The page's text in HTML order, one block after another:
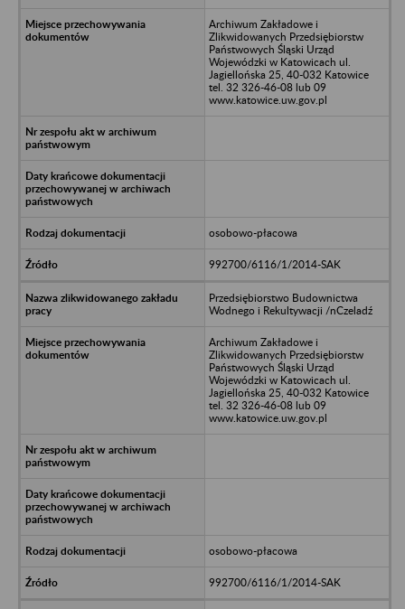
Archiwum Zakładowe i
Zlikwidowanych Przedsiębiorstw
Państwowych Śląski Urząd
Wojewódzki w Katowicach ul.
Jagiellońska 25, 40-032 Katowice
tel. 32 326-46-08 lub 09
www.katowice.uw.gov.pl
osobowo-płacowa
992700/6116/1/2014-SAK
Przedsiębiorstwo Budownictwa
Wodnego i Rekultywacji /nCzeladź
Archiwum Zakładowe i
Zlikwidowanych Przedsiębiorstw
Państwowych Śląski Urząd
Wojewódzki w Katowicach ul.
Jagiellońska 25, 40-032 Katowice
tel. 32 326-46-08 lub 09
www.katowice.uw.gov.pl
osobowo-płacowa
992700/6116/1/2014-SAK